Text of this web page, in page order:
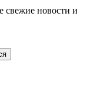
свежие новости и